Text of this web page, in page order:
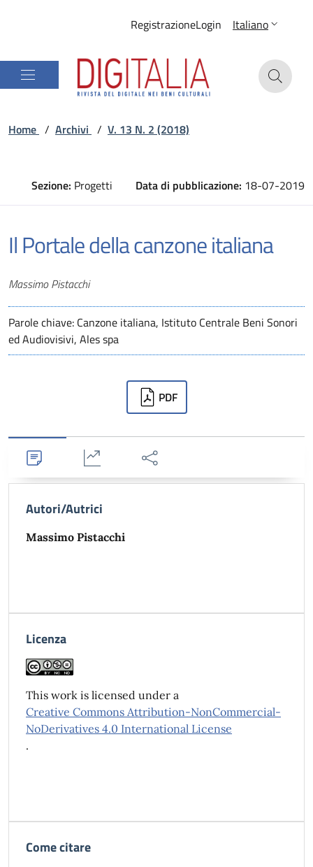
RegistrazioneLogin Italiano
Home / Archivi / V. 13 N. 2 (2018)
Sezione: Progetti Data di pubblicazione: 18-07-2019
Il Portale della canzone italiana
Autori
Massimo Pistacchi
Parole chiave: Canzone italiana, Istituto Centrale Beni Sonori
ed Audiovisivi, Ales spa
PDF
Dettagli Statistiche Condividi
Autori/Autrici
Massimo Pistacchi
Licenza
This work is licensed under a
Creative Commons Attribution-NonCommercial-
NoDerivatives 4.0 International License
.
Come citare